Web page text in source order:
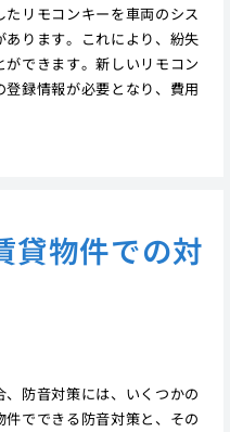
リモコンキーを車両のシス
ります。これにより、紛失
できます。新しいリモコン
録情報が必要となり、費用
貸物件での対
防音対策には、いくつかの
でできる防音対策と、その